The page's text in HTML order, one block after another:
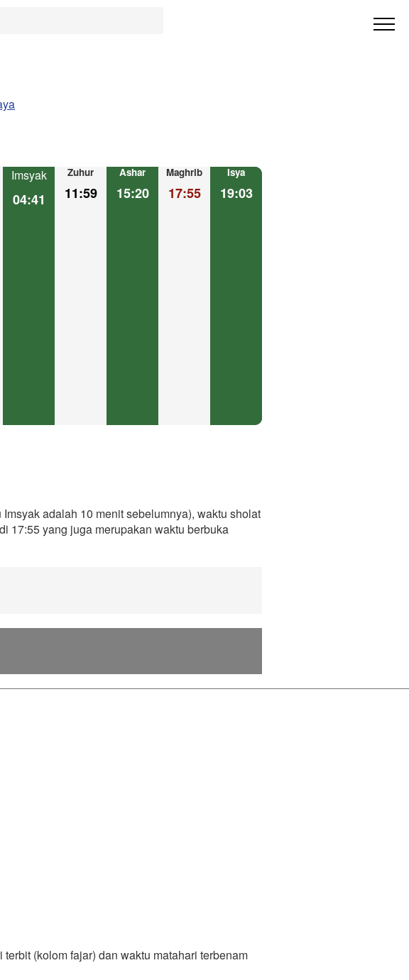
Imsyak
04:41
Zuhur
11:59
Ashar
15:20
Maghrib
17:55
Isya
19:03
adalah 10 menit sebelumnya), waktu sholat
17:55 yang juga merupakan waktu berbuka
(kolom fajar) dan waktu matahari terbenam